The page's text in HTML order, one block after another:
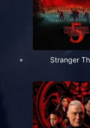
Stranger